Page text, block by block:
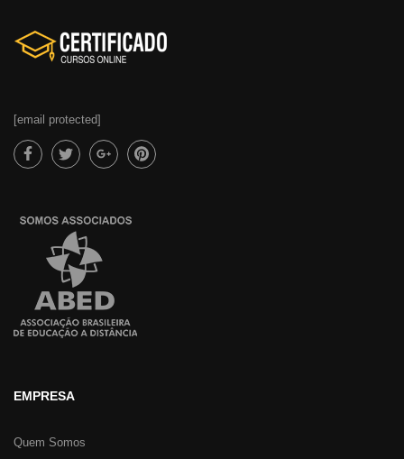
[email protected]
EMPRESA
Quem Somos